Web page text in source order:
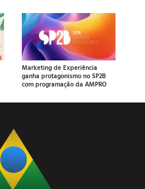
Marketing de Experiência
ganha protagonismo no SP2B
com programação da AMPRO